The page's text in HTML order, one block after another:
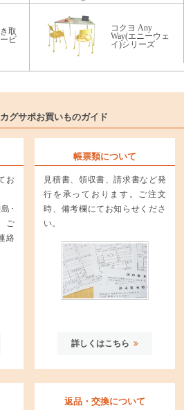
取
ビ
コクヨ Any
Way(エニーウェ
イ)シリーズ
グサポお買いものガイド
お
･
ご
絡
帳票類について
見積書、領収書、請求書など発
行を承っております。ご注文
時、備考欄にてお知らせくださ
い。
詳しくはこちら
返品・交換について